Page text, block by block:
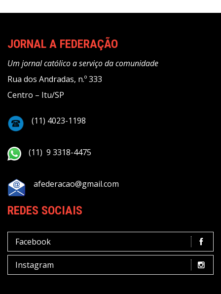
JORNAL A FEDERAÇÃO
Um jornal católico a serviço da comunidade
Rua dos Andradas, n.º 333
Centro – Itu/SP
(11) 4023-1198
(11) 9 3318-4475
afederacao@gmail.com
REDES SOCIAIS
Facebook
Instagram